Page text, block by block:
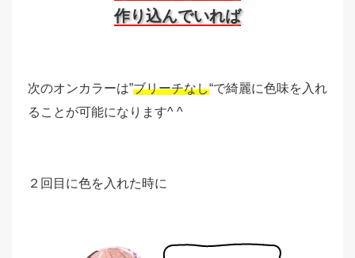
作り込んでいれば
次のオンカラーは”ブリーチなし“で綺麗に色味を入れ
ることが可能になります^ ^
２回目に色を入れた時に